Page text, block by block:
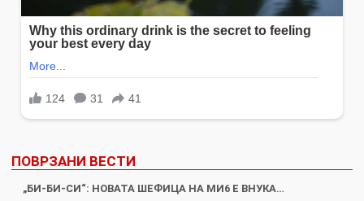
ПОВРЗАНИ ВЕСТИ
„БИ-БИ-СИ“: НОВАТА ШЕФИЦА НА МИ6 Е ВНУКА…